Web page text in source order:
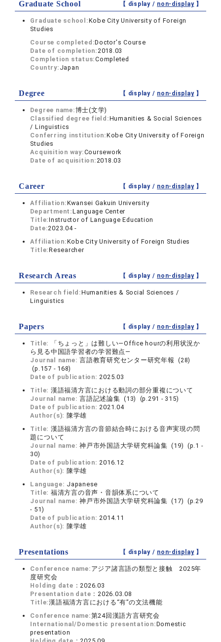
Graduate School 【 display / non-display】
Graduate school:Kobe City University of Foreign
Studies
Course completed:Doctor's Course
Date of completion:2018.03
Completion status:Completed
Country: Japan
Degree 【 display / non-display】
Degree name:博士(文学)
Classified degree field:Humanities & Social Sciences
/ Linguistics
Conferring institution:Kobe City University of Foreign
Studies
Acquisition way:Coursework
Date of acquisition:2018.03
Career 【 display / non-display】
Affiliation:Kwansei Gakuin University
Department:Language Center
Title:Instructor of Language Education
Date:2023.04 -
Affiliation:Kobe City University of Foreign Studies
Title:Researcher
Research Areas 【 display / non-display】
Research field:Humanities & Social Sciences /
Linguistics
Papers 【 display / non-display】
Title:
「ちょっと」は難しい―Office hourの利用状況か
ら見る中国語学習者の学習難点―
Journal name:言語教育研究センター研究年報 (28)
(p.157 - 168)
Date of publication:2025.03
Title: 漢語福清方言における動詞の部分重複について
Journal name:言語記述論集 (13) (p.291 - 315)
Date of publication:2021.04
Author(s): 陳学雄
Title: 漢語福清方言の音節結合時における音声実現の問
題について
Journal name:神戸市外国語大学研究科論集 (19) (p.1 -
30)
Date of publication:2016.12
Author(s): 陳学雄
Language: Japanese
Title: 福清方言の音声・音韻体系について
Journal name:神戸市外国語大学研究科論集 (17) (p.29
- 51)
Date of publication:2014.11
Author(s): 陳学雄
Presentations 【 display / non-display】
Conference name: アジア諸言語の類型と接触 2025年
度研究会
Holding date：2026.03
Presentation date：2026.03.08
Title:漢語福清方言における“有”の文法機能
Conference name:第24回漢語方言研究会
International/Domestic presentation:Domestic
presentation